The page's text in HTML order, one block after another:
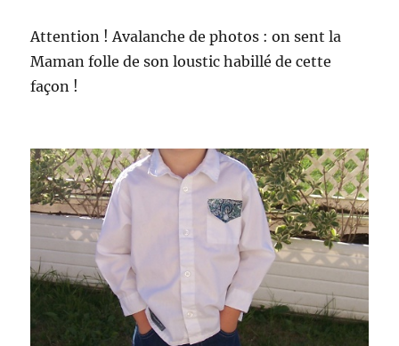
Attention ! Avalanche de photos : on sent la
Maman folle de son loustic habillé de cette
façon !